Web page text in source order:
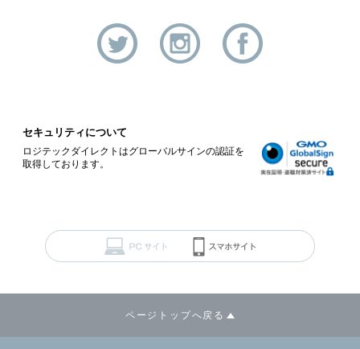
セキュリティについて
ロジテックダイレクトはグローバルサインの認証を
取得しております。
ページトップへ戻る